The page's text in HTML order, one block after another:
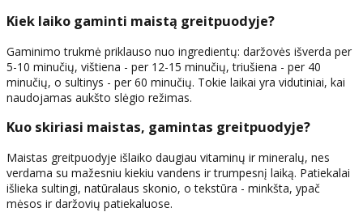
Kiek laiko gaminti maistą greitpuodyje?
Gaminimo trukmė priklauso nuo ingredientų: daržovės išverda per
5-10 minučių, vištiena - per 12-15 minučių, triušiena - per 40
minučių, o sultinys - per 60 minučių. Tokie laikai yra vidutiniai, kai
naudojamas aukšto slėgio režimas.
Kuo skiriasi maistas, gamintas greitpuodyje?
Maistas greitpuodyje išlaiko daugiau vitaminų ir mineralų, nes
verdama su mažesniu kiekiu vandens ir trumpesnį laiką. Patiekalai
išlieka sultingi, natūralaus skonio, o tekstūra - minkšta, ypač
mėsos ir daržovių patiekaluose.